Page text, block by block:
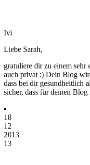
Ivi
Liebe Sarah,
gratuliere dir zu einem
auch privat :) Dein Blog
dass bei dir gesundheitlich
sicher, dass für deinen
18
12
2013
13